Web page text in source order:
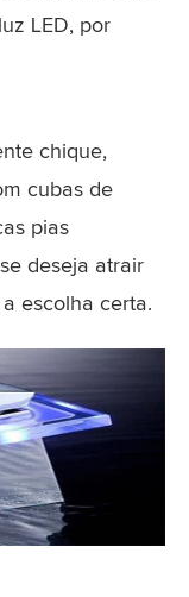
LED, por
chique,
cubas de
pias
deseja atrair
escolha certa.